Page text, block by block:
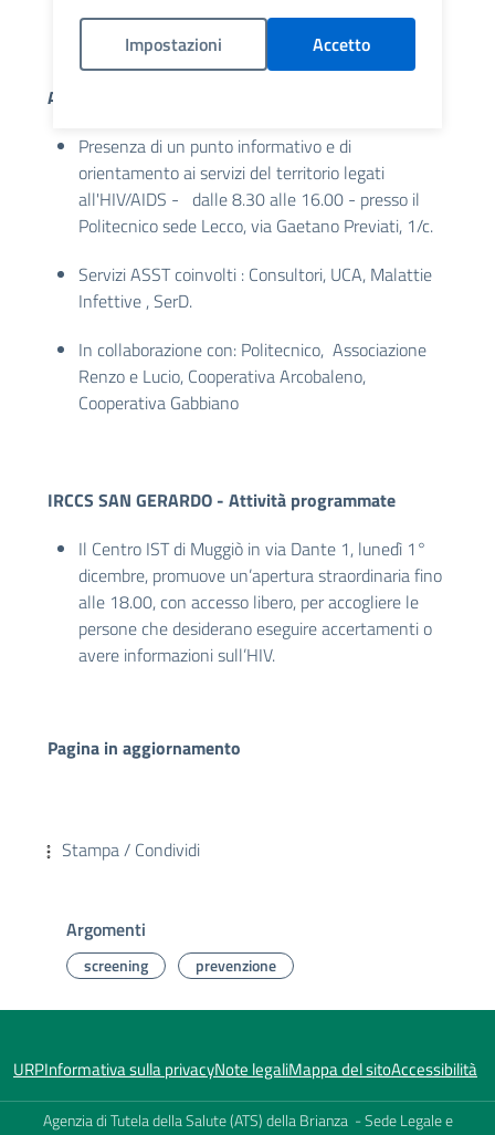
ASST LECCO - Attività programmate
Presenza di un punto informativo e di
orientamento ai servizi del territorio legati
all'HIV/AIDS - dalle 8.30 alle 16.00 - presso il
Politecnico sede Lecco, via Gaetano Previati, 1/c.
Servizi ASST coinvolti : Consultori, UCA, Malattie
Infettive , SerD.
In collaborazione con: Politecnico, Associazione
Renzo e Lucio, Cooperativa Arcobaleno,
Cooperativa Gabbiano
IRCCS SAN GERARDO - Attività programmate
Il Centro IST di Muggiò in via Dante 1, lunedì 1°
dicembre, promuove un’apertura straordinaria fino
alle 18.00, con accesso libero, per accogliere le
persone che desiderano eseguire accertamenti o
avere informazioni sull’HIV.
Pagina in aggiornamento
Stampa / Condividi
Argomenti
screening prevenzione
URPInformativa sulla privacyNote legaliMappa del sitoAccessibilità
Agenzia di Tutela della Salute (ATS) della Brianza - Sede Legale e
Impostazioni Accetto